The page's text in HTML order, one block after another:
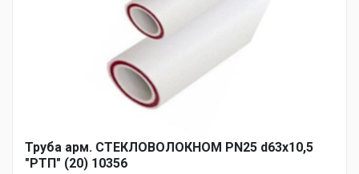
Труба арм. СТЕКЛОВОЛОКНОМ PN25 d63х10,5
"РТП" (20) 10356